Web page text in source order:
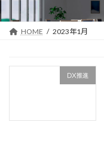
プ
動
HOME 2023年1月
DX推進